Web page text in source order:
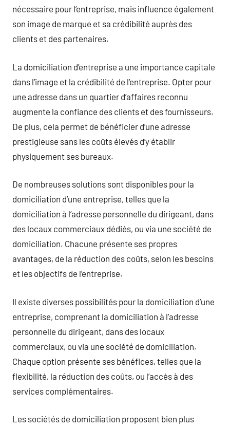
nécessaire pour l’entreprise, mais influence également
son image de marque et sa crédibilité auprès des
clients et des partenaires.
La domiciliation d’entreprise a une importance capitale
dans l’image et la crédibilité de l’entreprise. Opter pour
une adresse dans un quartier d’affaires reconnu
augmente la confiance des clients et des fournisseurs.
De plus, cela permet de bénéficier d’une adresse
prestigieuse sans les coûts élevés d’y établir
physiquement ses bureaux.
De nombreuses solutions sont disponibles pour la
domiciliation d’une entreprise, telles que la
domiciliation à l’adresse personnelle du dirigeant, dans
des locaux commerciaux dédiés, ou via une société de
domiciliation. Chacune présente ses propres
avantages, de la réduction des coûts, selon les besoins
et les objectifs de l’entreprise.
Il existe diverses possibilités pour la domiciliation d’une
entreprise, comprenant la domiciliation à l’adresse
personnelle du dirigeant, dans des locaux
commerciaux, ou via une société de domiciliation.
Chaque option présente ses bénéfices, telles que la
flexibilité, la réduction des coûts, ou l’accès à des
services complémentaires.
Les sociétés de domiciliation proposent bien plus